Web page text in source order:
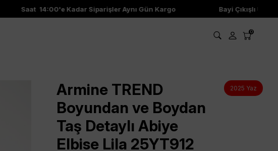
Saat 14:00'e Kadar Siparişler Aynı Gün Kargo Bayi Çıkışlı Ürünler
0
Armine TREND
Boyundan ve Boydan
Taş Detaylı Abiye
Elbise Lila 25YT912
2025 Yaz